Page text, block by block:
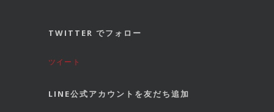
TWITTER でフォロー
ツイート
LINE公式アカウントを友だち追加